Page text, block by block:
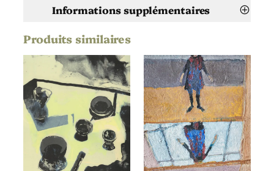
Informations supplémentaires
Attributs Valeur
Titre Chambre d'apesanteur
Date 2015
Technique Collodion humide
Produits similaires